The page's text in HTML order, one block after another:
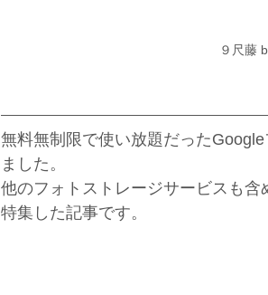
９尺藤
無料無制限で使い放題だった
ました。
他のフォトストレージサービスも
特集した記事です。